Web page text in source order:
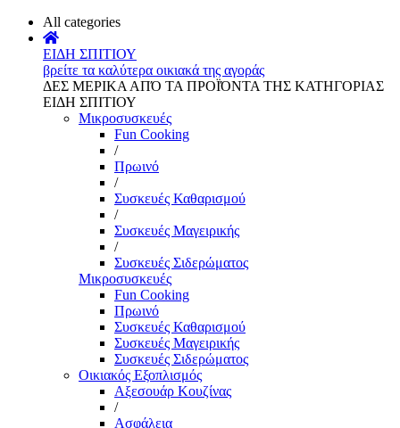
All categories
ΕΙΔΗ ΣΠΙΤΙΟΥ
βρείτε τα καλύτερα οικιακά της αγοράς
ΔΕΣ ΜΕΡΙΚΑ ΑΠΌ ΤΑ ΠΡΟΪΌΝΤΑ ΤΗΣ ΚΑΤΗΓΟΡΙΑΣ
ΕΙΔΗ ΣΠΙΤΙΟΥ
Μικροσυσκευές
Fun Cooking
/
Πρωινό
/
Συσκευές Καθαρισμού
/
Συσκευές Μαγειρικής
/
Συσκευές Σιδερώματος
Μικροσυσκευές
Fun Cooking
Πρωινό
Συσκευές Καθαρισμού
Συσκευές Μαγειρικής
Συσκευές Σιδερώματος
Οικιακός Εξοπλισμός
Αξεσουάρ Κουζίνας
/
Ασφάλεια